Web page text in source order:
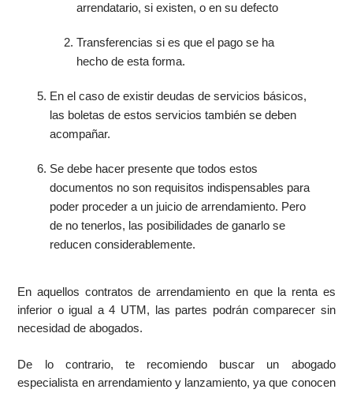
arrendatario, si existen, o en su defecto
Transferencias si es que el pago se ha
hecho de esta forma.
En el caso de existir deudas de servicios básicos,
las boletas de estos servicios también se deben
acompañar.
Se debe hacer presente que todos estos
documentos no son requisitos indispensables para
poder proceder a un juicio de arrendamiento. Pero
de no tenerlos, las posibilidades de ganarlo se
reducen considerablemente.
En aquellos contratos de arrendamiento en que la renta es
inferior o igual a 4 UTM, las partes podrán comparecer sin
necesidad de abogados.
De lo contrario, te recomiendo buscar un abogado
especialista en arrendamiento y lanzamiento, ya que conocen